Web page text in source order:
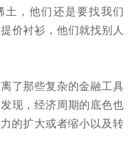
土，他们还是要找我们
价衬衫，他们就找别人
了那些复杂的金融工具
现，经济周期的底色也
的扩大或者缩小以及转